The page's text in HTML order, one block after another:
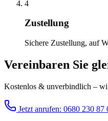
4
Zustellung
Sichere Zustellung, auf
Vereinbaren Sie
Kostenlos & unverbindlich –
Jetzt anrufen: 0680 230 87